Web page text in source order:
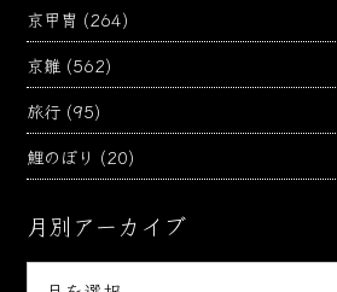
京甲冑 (264)
京雛 (562)
旅行 (95)
鯉のぼり (20)
月別アーカイブ